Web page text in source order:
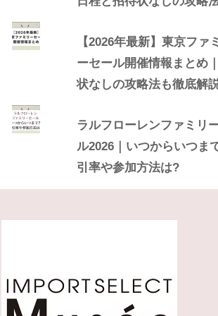
【2026年最新】東京ファ
ーセール開催情報まとめ
状なしの攻略法も徹底解
ラルフローレンファミリ
ル2026｜いつからいつま
引率や参加方法は?